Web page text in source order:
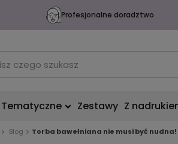
Profesjonalne doradztwo
Tematyczne Zestawy Z
Blog Torba bawełniana nie musi być